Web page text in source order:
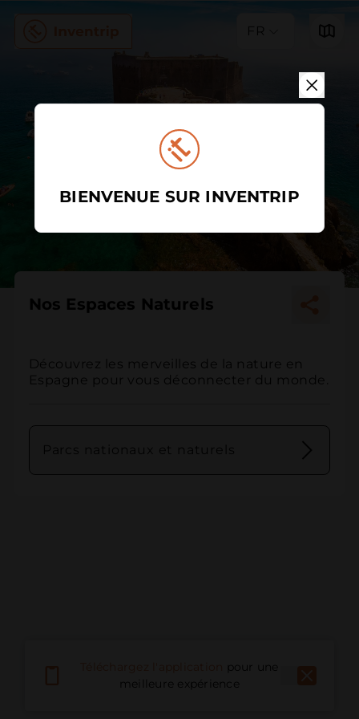
FR
Nos Espaces Naturels
Découvrez les merveilles de la nature en
Espagne pour vous déconnecter du monde.
pour une
meilleure expérience
BIENVENUE SUR INVENTRIP